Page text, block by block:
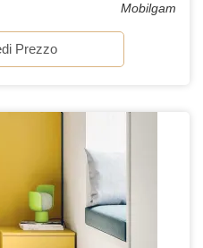
Mobilgam
Prezzo